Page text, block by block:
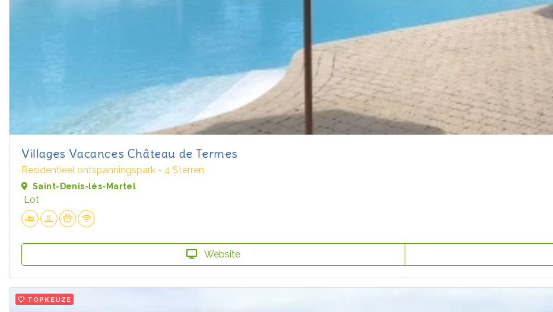
Villages Vacances Château de Termes
Residentieel ontspanningspark - 4 Sterren
Saint-Denis-lès-Martel
Lot
Website
TOPKEUZE